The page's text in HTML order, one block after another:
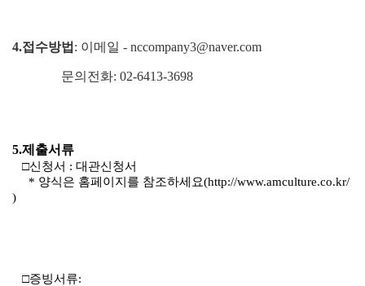
4.접수방법 : 이메일 - nccompany3@naver.com
문의전화: 02-6413-3698
5.제출서류
□신청서 : 대관신청서
* 양식은 홈페이지를 참조하세요(http://www.amculture.co.kr/
)
□증빙서류: